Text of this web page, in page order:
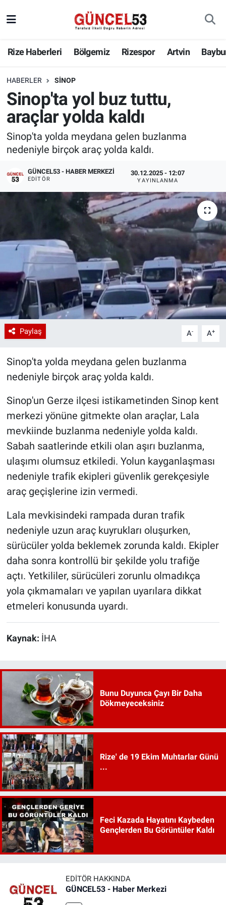
Rize Haberleri Bölgemiz Rizespor Artvin
HABERLER SINOP
Sinop'ta yol buz tuttu,
araçlar yolda kaldı
Sinop'ta yolda meydana gelen buzlanma
nedeniyle birçok araç yolda kaldı.
GÜNCEL53 - HABER MERKEZI
EDITÖR
30.12.2025 - 12:07
YAYINLANMA
Paylaş A- A+
Sinop'ta yolda meydana gelen buzlanma
nedeniyle birçok araç yolda kaldı.
Sinop'un Gerze ilçesi istikametinden Sinop kent
merkezi yönüne gitmekte olan araçlar, Lala
mevkiinde buzlanma nedeniyle yolda kaldı.
Sabah saatlerinde etkili olan aşırı buzlanma,
ulaşımı olumsuz etkiledi. Yolun kayganlaşması
nedeniyle trafik ekipleri güvenlik gerekçesiyle
araç geçişlerine izin vermedi.
Lala mevkisindeki rampada duran trafik
nedeniyle uzun araç kuyrukları oluşurken,
sürücüler yolda beklemek zorunda kaldı. Ekipler
daha sonra kontrollü bir şekilde yolu trafiğe
açtı. Yetkililer, sürücüleri zorunlu olmadıkça
yola çıkmamaları ve yapılan uyarılara dikkat
etmeleri konusunda uyardı.
Kaynak: İHA
Bunu Duyunca Çayı Bir Daha
Dökmeyeceksiniz
Rize' de 19 Ekim Muhtarlar Günü
...
Feci Kazada Hayatını Kaybeden
Gençlerden Bu Görüntüler Kaldı
EDITÖR HAKKINDA
GÜNCEL53 - Haber Merkezi